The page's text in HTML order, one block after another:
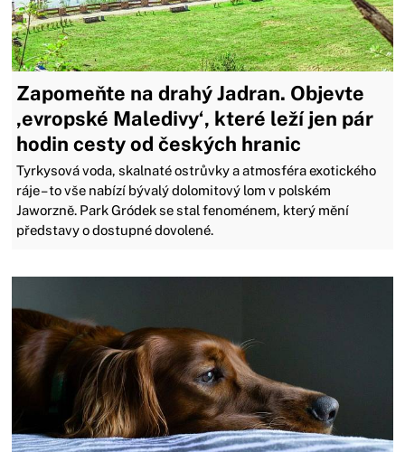
Zapomeňte na drahý Jadran. Objevte
‚evropské Maledivy‘, které leží jen pár
hodin cesty od českých hranic
Tyrkysová voda, skalnaté ostrůvky a atmosféra exotického
ráje – to vše nabízí bývalý dolomitový lom v polském
Jaworzně. Park Gródek se stal fenoménem, který mění
představy o dostupné dovolené.